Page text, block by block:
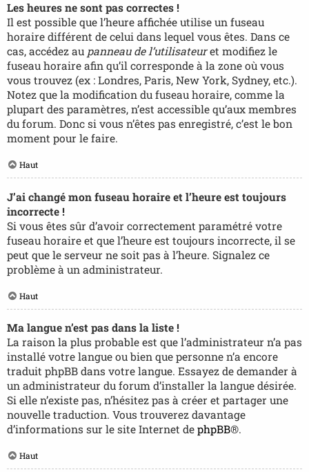
Les heures ne sont pas correctes !
Il est possible que l’heure affichée utilise un fuseau
horaire différent de celui dans lequel vous êtes. Dans ce
cas, accédez au panneau de l’utilisateuret modifiez le
fuseau horaire afin qu’il corresponde à la zone où vous
vous trouvez (ex : Londres, Paris, New York, Sydney, etc.).
Notez que la modification du fuseau horaire, comme la
plupart des paramètres, n’est accessible qu’aux membres
du forum. Donc si vous n’êtes pas enregistré, c’est le bon
moment pour le faire.
Haut
J’ai changé mon fuseau horaire et l’heure est toujours
incorrecte !
Si vous êtes sûr d’avoir correctement paramétré votre
fuseau horaire et que l’heure est toujours incorrecte, il se
peut que le serveur ne soit pas à l’heure. Signalez ce
problème à un administrateur.
Haut
Ma langue n’est pas dans la liste !
La raison la plus probable est que l’administrateur n’a pas
installé votre langue ou bien que personne n’a encore
traduit phpBB dans votre langue. Essayez de demander à
un administrateur du forum d’installer la langue désirée.
Si elle n’existe pas, n’hésitez pas à créer et partager une
nouvelle traduction. Vous trouverez davantage
d’informations sur le site Internet de phpBB®.
Haut